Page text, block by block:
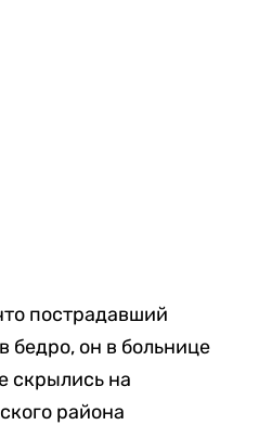
пострадавший
бедро, он в больнице
скрылись на
района